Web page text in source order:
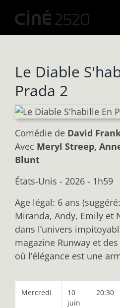
contenu
Le Diable
Prada 2
Comédie de David
Avec Meryl Streep,
Blunt
États-Unis - 2026 - 1h59
Age légal: 6 ans
Miranda, Andy, Emily et
dans l’univers
magazine Runway et
où l’élégance est une
Mercredi
10
juin
20:30